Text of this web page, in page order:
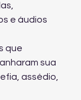
e áudios
que
sua
assédio,